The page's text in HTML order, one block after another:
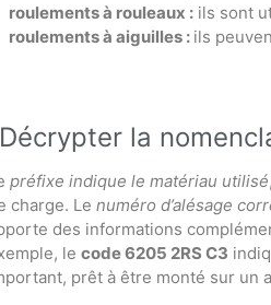
roulements à rouleaux : ils sont
roulements à aiguilles : ils
Décrypter la
préfixe indique le matériau utilisé
charge. Le numéro d’alésage
des informations
le code 6205 2RS C3
prêt à être monté sur un